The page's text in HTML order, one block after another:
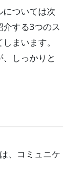
ついては次
する3つのス
まいます。
しっかりと
、コミュニケ